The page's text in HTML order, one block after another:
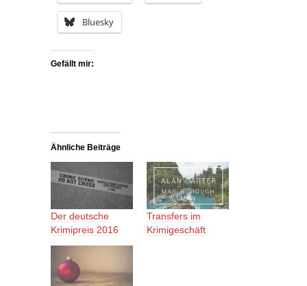
Bluesky
Gefällt mir:
Ähnliche Beiträge
Der deutsche
Krimipreis 2016
Transfers im
Krimigeschäft